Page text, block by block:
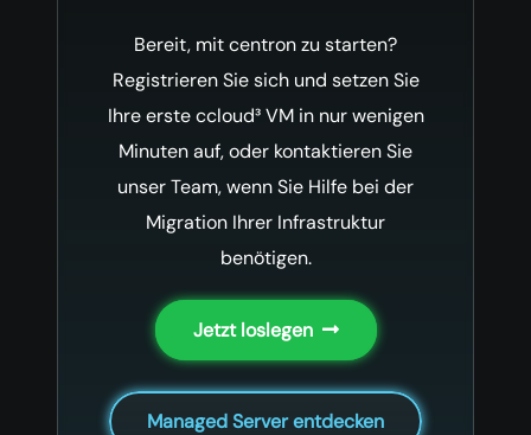
Bereit, mit centron zu starten?
Registrieren Sie sich und setzen Sie
Ihre erste ccloud³ VM in nur wenigen
Minuten auf, oder kontaktieren Sie
unser Team, wenn Sie Hilfe bei der
Migration Ihrer Infrastruktur
benötigen.
Jetzt loslegen
Managed Server entdecken